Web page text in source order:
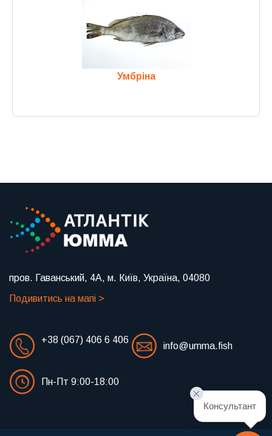
Умбріна
пров. Гаванський, 4А, м. Київ, Україна, 04080
Подивитись на мапі >
+38 (067) 406 6 406
info@umma.fish
Пн-Пт 9:00-18:00
Консультант